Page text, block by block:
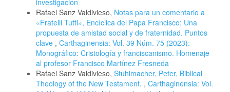
investigación
Rafael Sanz Valdivieso, Notas para un comentario a
«Fratelli Tutti», Encíclica del Papa Francisco: Una
propuesta de amistad social y de fraternidad. Puntos
clave , Carthaginensia: Vol. 39 Núm. 75 (2023):
Monográfico: Cristología y franciscanismo. Homenaje
al profesor Francisco Martínez Fresneda
Rafael Sanz Valdivieso, Stuhlmacher, Peter, Biblical
Theology of the New Testament. , Carthaginensia: Vol.